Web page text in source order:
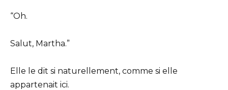
“Oh.
Salut, Martha.”
Elle le dit si naturellement, comme si elle
appartenait ici.